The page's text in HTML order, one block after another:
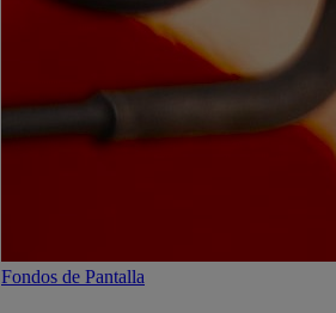
Fondos de Pantalla